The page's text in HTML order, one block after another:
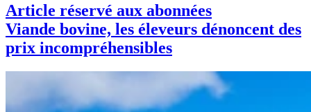
Article réservé aux abonnées
Viande bovine, les éleveurs dénoncent des
prix incompréhensibles